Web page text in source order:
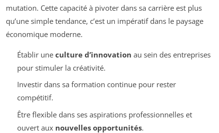
mutation. Cette capacité à pivoter dans sa carrière est plus
qu’une simple tendance, c’est un impératif dans le paysage
économique moderne.
Établir une culture d’innovation au sein des entreprises
pour stimuler la créativité.
Investir dans sa formation continue pour rester
compétitif.
Être flexible dans ses aspirations professionnelles et
ouvert aux nouvelles opportunités.